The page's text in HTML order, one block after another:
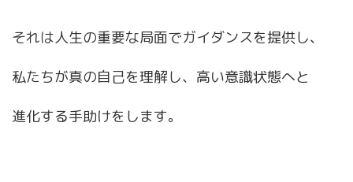
それは人生の重要な局面でガイダンスを提供し、
私たちが真の自己を理解し、高い意識状態へと
進化する手助けをします。